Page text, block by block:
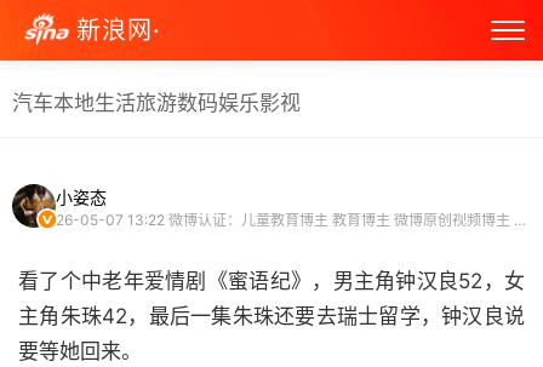
新浪网·
汽车本地生活旅游数码娱乐影视
小姿态
26-05-07 13:22 微博认证：儿童教育博主 教育博主 微博原创视频博主 微博VLOG博主
看了个中老年爱情剧《蜜语纪》，男主角钟汉良52，女
主角朱珠42，最后一集朱珠还要去瑞士留学，钟汉良说
要等她回来。